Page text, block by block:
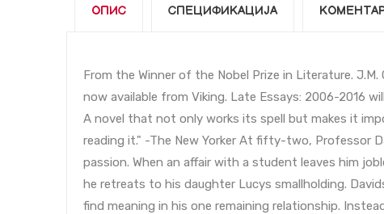
ОПИС СПЕЦИФИКАЦИЈА
From the Winner of the Nobel Prize in Literature.
now available from Viking. Late Essays: 2006-2016
A novel that not only works its spell but makes it
reading it." -The New Yorker At fifty-two, Professor
passion. When an affair with a student leaves him
he retreats to his daughter Lucys smallholding.
find meaning in his one remaining relationship.